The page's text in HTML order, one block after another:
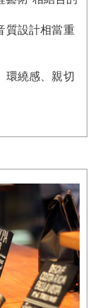
質設計相當重
環繞感、親切